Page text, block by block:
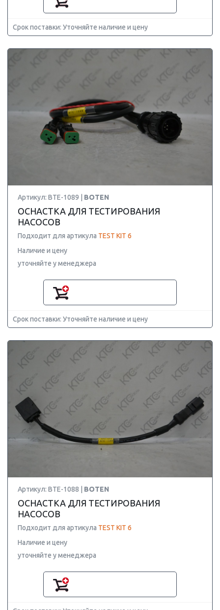
Срок поставки: Уточняйте наличие и цену
Артикул: BTE-1089 | BOTEN
ОСНАСТКА ДЛЯ ТЕСТИРОВАНИЯ
НАСОСОВ
Подходит для артикула TEST KIT 6
Наличие и цену
уточняйте у менеджера
Срок поставки: Уточняйте наличие и цену
Артикул: BTE-1088 | BOTEN
ОСНАСТКА ДЛЯ ТЕСТИРОВАНИЯ
НАСОСОВ
Подходит для артикула TEST KIT 6
Наличие и цену
уточняйте у менеджера